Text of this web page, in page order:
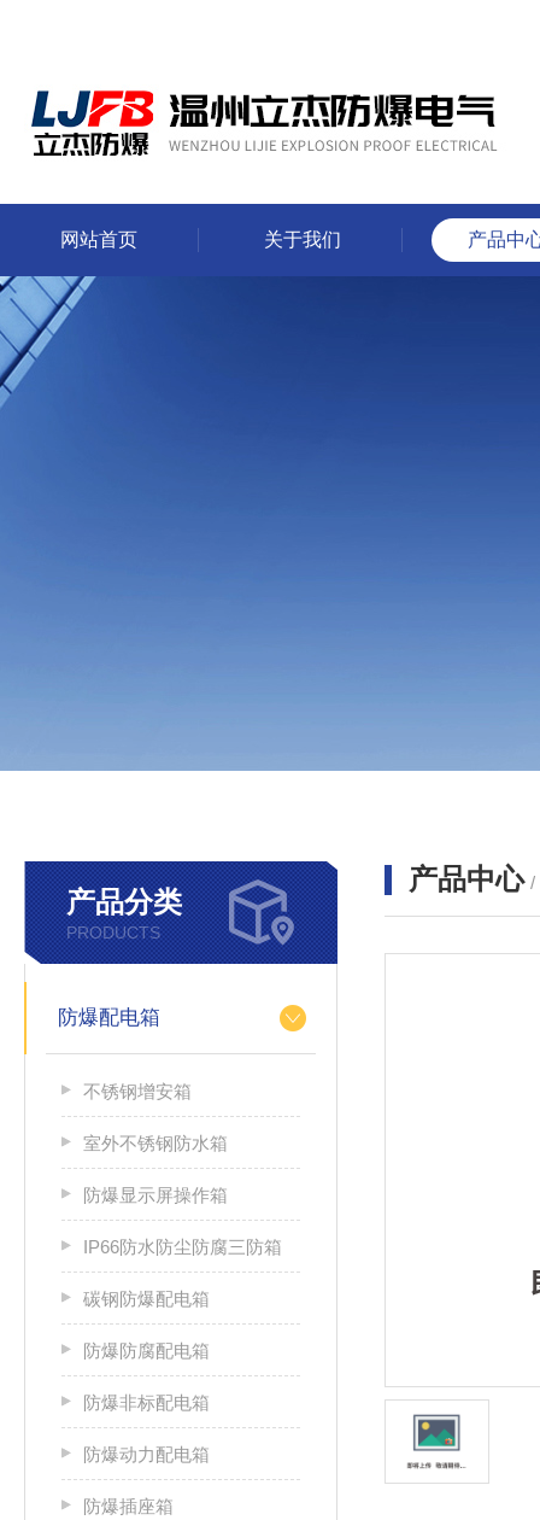
网站首页 关于我们 产品中
产品分类
PRODUCTS
防爆配电箱
不锈钢增安箱
室外不锈钢防水箱
防爆显示屏操作箱
IP66防水防尘防腐三防箱
碳钢防爆配电箱
防爆防腐配电箱
防爆非标配电箱
防爆动力配电箱
防爆插座箱
产品中心 /